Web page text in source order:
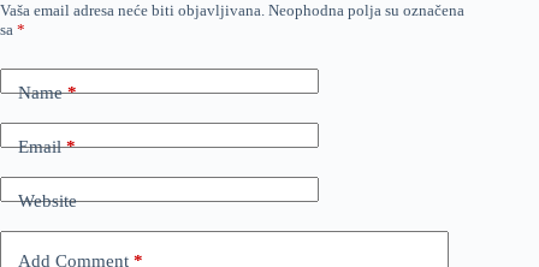
Vaša email adresa neće biti objavljivana. Neophodna polja su označena
sa *
Name*
Email*
Website
Add Comment *